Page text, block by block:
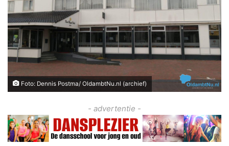
Foto: Dennis Postma/ OldambtNu.nl (archief)
- advertentie -